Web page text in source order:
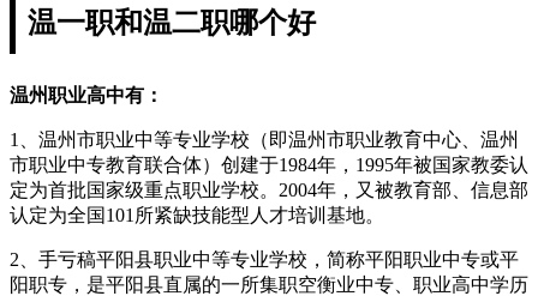
温一职和温二职哪个好
温州职业高中有：
1、温州市职业中等专业学校（即温州市职业教育中心、温州
市职业中专教育联合体）创建于1984年，1995年被国家教委认
定为首批国家级重点职业学校。2004年，又被教育部、信息部
认定为全国101所紧缺技能型人才培训基地。
2、手亏稿平阳县职业中等专业学校，简称平阳职业中专或平
阳职专，是平阳县直属的一所集职空衡业中专、职业高中学历